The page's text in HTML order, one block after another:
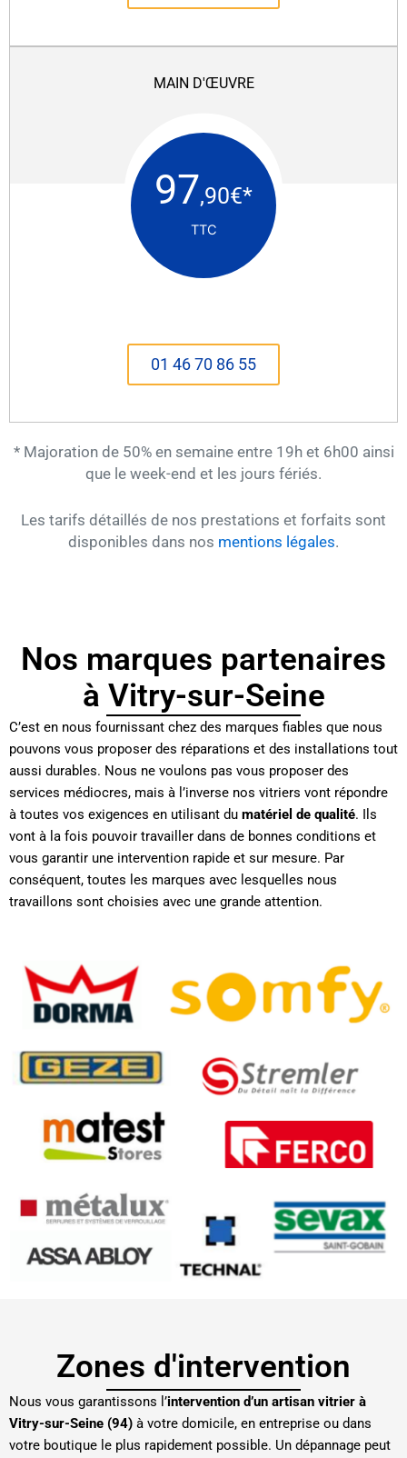
MAIN D'ŒUVRE
97,90€*
TTC
01 46 70 86 55
* Majoration de 50% en semaine entre 19h et 6h00 ainsi
que le week-end et les jours fériés.
Les tarifs détaillés de nos prestations et forfaits sont
disponibles dans nos mentions légales.
Nos marques partenaires
à Vitry-sur-Seine
C’est en nous fournissant chez des marques fiables que nous
pouvons vous proposer des réparations et des installations tout
aussi durables. Nous ne voulons pas vous proposer des
services médiocres, mais à l’inverse nos vitriers vont répondre
à toutes vos exigences en utilisant du matériel de qualité. Ils
vont à la fois pouvoir travailler dans de bonnes conditions et
vous garantir une intervention rapide et sur mesure. Par
conséquent, toutes les marques avec lesquelles nous
travaillons sont choisies avec une grande attention.
Zones d'intervention
Nous vous garantissons l’intervention d’un artisan vitrier à
Vitry-sur-Seine (94) à votre domicile, en entreprise ou dans
votre boutique le plus rapidement possible. Un dépannage peut